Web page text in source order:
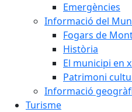
Emergències
Informació del
Fogars de
Història
El municipi en
Patrimoni
Informació
Turisme